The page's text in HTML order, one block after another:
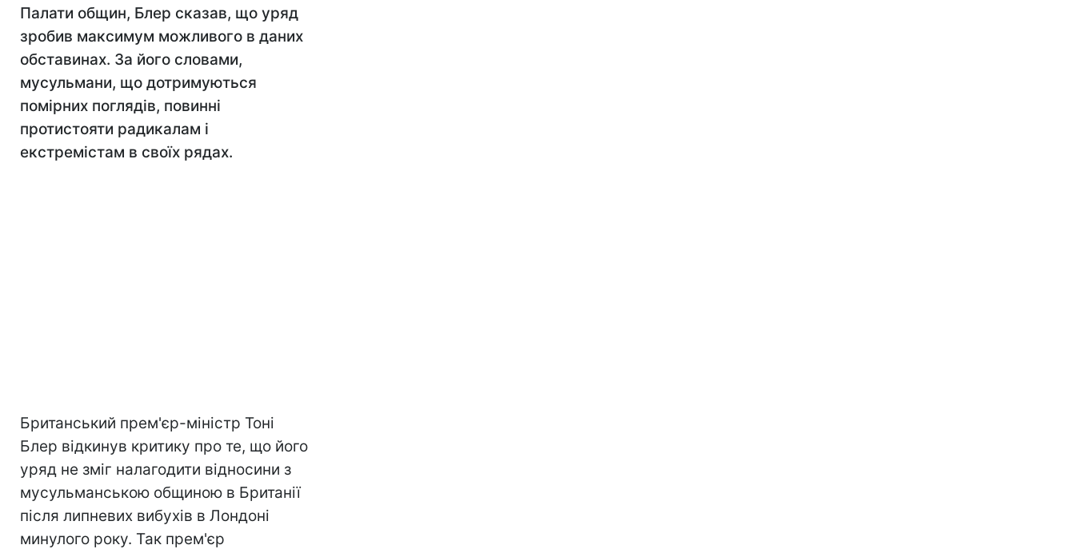
Палати общин, Блер сказав, що уряд
зробив максимум можливого в даних
обставинах. За його словами,
мусульмани, що дотримуються
помірних поглядів, повинні
протистояти радикалам і
екстремістам в своїх рядах.
Британський прем'єр-міністр Тоні
Блер відкинув критику про те, що його
уряд не зміг налагодити відносини з
мусульманською общиною в Британії
після липневих вибухів в Лондоні
минулого року. Так прем'єр